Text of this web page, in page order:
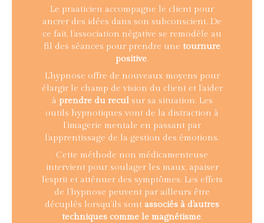
Le praaticien accompagne le client pour
ancrer des idées dans son subconscient. De
ce fait, l’association négative se remodèle au
fil des séances pour prendre une tournure
positive.
L’hypnose offre de nouveaux moyens pour
élargir le champ de vision du client et l’aider
à prendre du reculsur sa situation. Les
outils hypnotiques vont de la distraction à
l’imagerie mentale en passant par
l’apprentissage de la gestion des émotions.
Cette méthode non médicamenteuse
intervient pour soulager les maux, apaiser
l’esprit et atténuer des symptômes. Les effets
de l’hypnose peuvent par ailleurs être
décuplés lorsqu’ils sont associés à d’autres
techniques comme le magnétisme.